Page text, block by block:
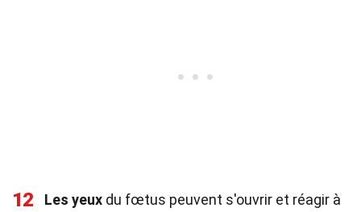
12 Les yeux du fœtus peuvent s'ouvrir et réagir à